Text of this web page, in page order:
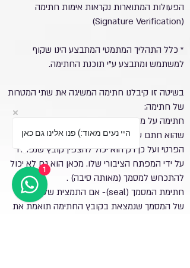
הפעולות המתוארות נקראות אימות חתימה
(Signature Verification)
* כלל התהליך המתמטי המתבצע הינו שקוף
למשתמש ומתבצע ע"י תוכנת החתימה.
בשיטה זו קיבלנו חתימה המשיגה את שתי המטרות
של חתימה:
שהוא חתם על המסמך. רק לו יש את המפתח
הפרטי ועל כן רק הוא יכול להצפין קובץ שנפתח
על ידי המפתח הציבורי שלו. מכאן הוא גם לא יכול
להתכחש למסמך (מאותה סיבה) .
חתימת המסמך (seal)- אם התמצית של המסמך
של המסמך שנמצאת בקובץ החתימה תואמת את
היי נעים מאוד:) פנו אלינו גם כאן
1